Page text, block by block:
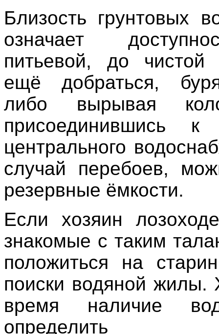
Близость грунтовых
означает
питьевой, до чистой
ещё добраться,
либо вырывая
присоединившись к
центрального
случай перебоев,
резервные ёмкости.
Если хозяин
знакомые с таким
положиться на
поиски водяной жилы.
время наличие
определить